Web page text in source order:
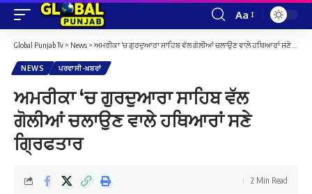
Font
Resizer
Aa
Global Punjab Tv > News > ਅਮਰੀਕਾ ‘ਚ ਗੁਰਦੁਆਰਾ ਸਾਹਿਬ ਵੱਲ ਗੋਲੀਆਂ ਚਲਾਉਣ ਵਾਲੇ ਹਥਿਆਰਾਂ ਸਣੇ ਗ੍ਰਿਫਤਾਰ
NEWS ਪਰਵਾਸੀ-ਖ਼ਬਰਾਂ
ਅਮਰੀਕਾ ‘ਚ ਗੁਰਦੁਆਰਾ ਸਾਹਿਬ ਵੱਲ
ਗੋਲੀਆਂ ਚਲਾਉਣ ਵਾਲੇ ਹਥਿਆਰਾਂ ਸਣੇ
ਗ੍ਰਿਫਤਾਰ
2 Min Read